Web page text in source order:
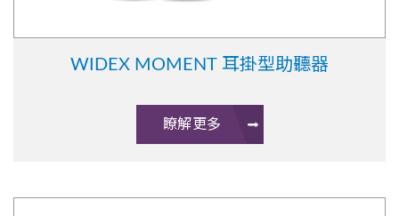
WIDEX MOMENT 耳掛型助聽器
瞭解更多